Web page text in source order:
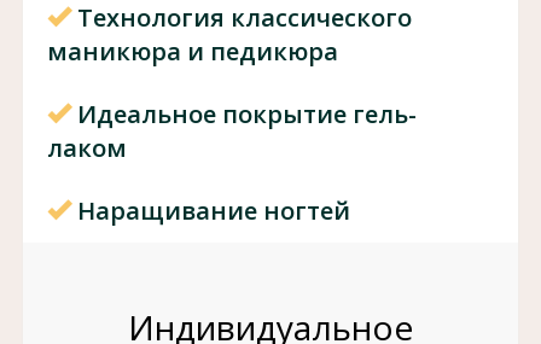
Технология классического
маникюра и педикюра
Идеальное покрытие гель-
лаком
Наращивание ногтей
Индивидуальное